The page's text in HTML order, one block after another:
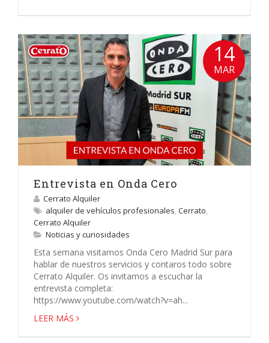
14
MAR
Entrevista en Onda Cero
Cerrato Alquiler
alquiler de vehículos profesionales, Cerrato,
Cerrato Alquiler
Noticias y curiosidades
Esta semana visitamos Onda Cero Madrid Sur para
hablar de nuestros servicios y contaros todo sobre
Cerrato Alquiler. Os invitamos a escuchar la
entrevista completa:
https://www.youtube.com/watch?v=ah...
LEER MÁS